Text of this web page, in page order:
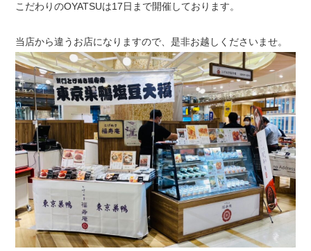
こだわりのOYATSUは17日まで開催しております。
当店から違うお店になりますので、是非お越しくださいませ。